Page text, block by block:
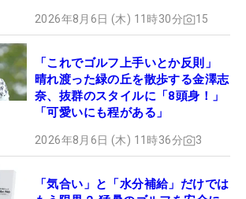
2026年8月6日 (木) 11時30分 15
「これでゴルフ上手いとか反則」
晴れ渡った緑の丘を散歩する金澤志
奈、抜群のスタイルに「8頭身！」
「可愛いにも程がある」
2026年8月6日 (木) 11時36分 3
「気合い」と「水分補給」だけでは